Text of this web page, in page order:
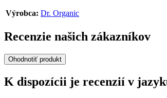
Výrobca: Dr. Organic
Recenzie našich zákazníkov
Ohodnotiť produkt
K dispozícii je recenzií v